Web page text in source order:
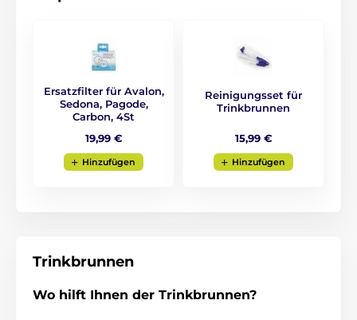
Ersatzfilter für Avalon,
Sedona, Pagode,
Carbon, 4St
19,99 €
Hinzufügen
Reinigungsset für
Trinkbrunnen
15,99 €
Hinzufügen
Trinkbrunnen
Wo hilft Ihnen der Trinkbrunnen?